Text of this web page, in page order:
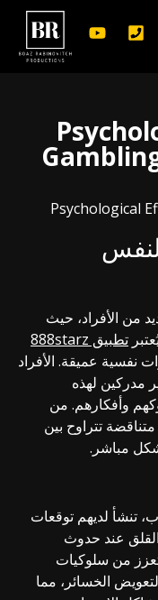
Psychological
من الأفراد، حيث
تطبيق 888starz
نفسية عميقة. الأفراد
مدركين لهذه
وأفكارهم. من
تتراوح بين
مباشر.
تنشأ لديهم توقعات
عند حدوث
من سلوكيات
الخسائر، مما